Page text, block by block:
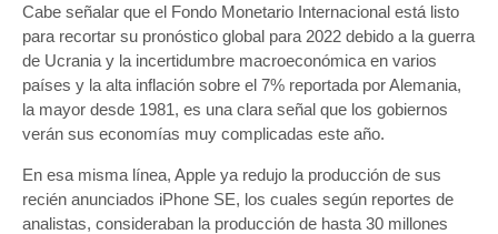
Cabe señalar que el Fondo Monetario Internacional está listo
para recortar su pronóstico global para 2022 debido a la guerra
de Ucrania y la incertidumbre macroeconómica en varios
países y la alta inflación sobre el 7% reportada por Alemania,
la mayor desde 1981, es una clara señal que los gobiernos
verán sus economías muy complicadas este año.
En esa misma línea, Apple ya redujo la producción de sus
recién anunciados iPhone SE, los cuales según reportes de
analistas, consideraban la producción de hasta 30 millones